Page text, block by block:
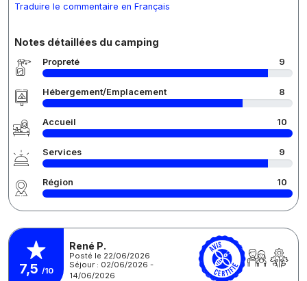
Traduire le commentaire en Français
Notes détaillées du camping
Propreté 9
Hébergement/Emplacement 8
Accueil 10
Services 9
Région 10
7,5 /10
René P.
Posté le 22/06/2026
Séjour : 02/06/2026 -
14/06/2026